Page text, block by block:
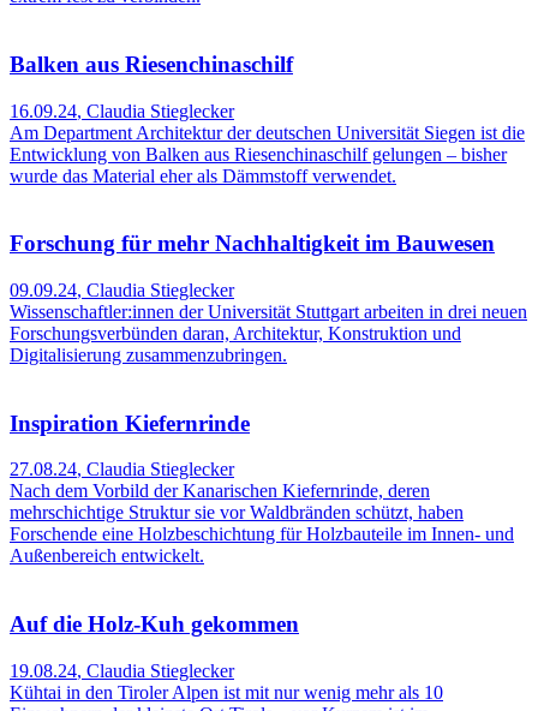
Balken aus Riesenchinaschilf
16.09.24, Claudia Stieglecker
Am Department Architektur der deutschen Universität Siegen ist die
Entwicklung von Balken aus Riesenchinaschilf gelungen – bisher
wurde das Material eher als Dämmstoff verwendet.
Forschung für mehr Nachhaltigkeit im Bauwesen
09.09.24, Claudia Stieglecker
Wissenschaftler:innen der Universität Stuttgart arbeiten in drei neuen
Forschungsverbünden daran, Architektur, Konstruktion und
Digitalisierung zusammenzubringen.
Inspiration Kiefernrinde
27.08.24, Claudia Stieglecker
Nach dem Vorbild der Kanarischen Kiefernrinde, deren
mehrschichtige Struktur sie vor Waldbränden schützt, haben
Forschende eine Holzbeschichtung für Holzbauteile im Innen- und
Außenbereich entwickelt.
Auf die Holz-Kuh gekommen
19.08.24, Claudia Stieglecker
Kühtai in den Tiroler Alpen ist mit nur wenig mehr als 10